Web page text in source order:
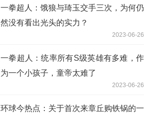
一拳超人：饿狼与琦玉交手三次，为何仍
然没有看出光头的实力？
2023-06-26
一拳超人：统率所有S级英雄有多难，作
为一个小孩子，童帝太难了
2023-06-26
环球今热点：关于首次来章丘购铁锅的一